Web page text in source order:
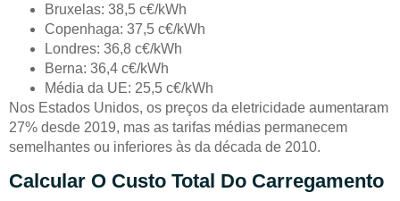
Bruxelas: 38,5 c€/kWh
Copenhaga: 37,5 c€/kWh
Londres: 36,8 c€/kWh
Berna: 36,4 c€/kWh
Média da UE: 25,5 c€/kWh
Nos Estados Unidos, os preços da eletricidade aumentaram
27% desde 2019, mas as tarifas médias permanecem
semelhantes ou inferiores às da década de 2010.
Calcular O Custo Total Do Carregamento